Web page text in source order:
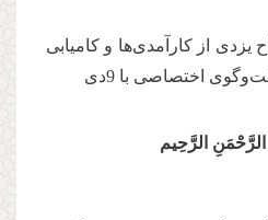
یزدی از کارآمدی‌ها و کامیابی
اختصاصی با 9دی
الرَّحِیم